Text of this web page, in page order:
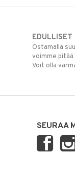
EDULLISET
Ostamalla
voimme pitää
Voit olla
SEURAA